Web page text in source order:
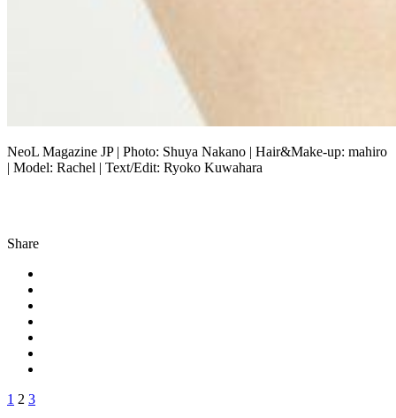
NeoL Magazine JP | Photo: Shuya Nakano | Hair&Make-up: mahiro
| Model: Rachel | Text/Edit: Ryoko Kuwahara
Share
1 2 3